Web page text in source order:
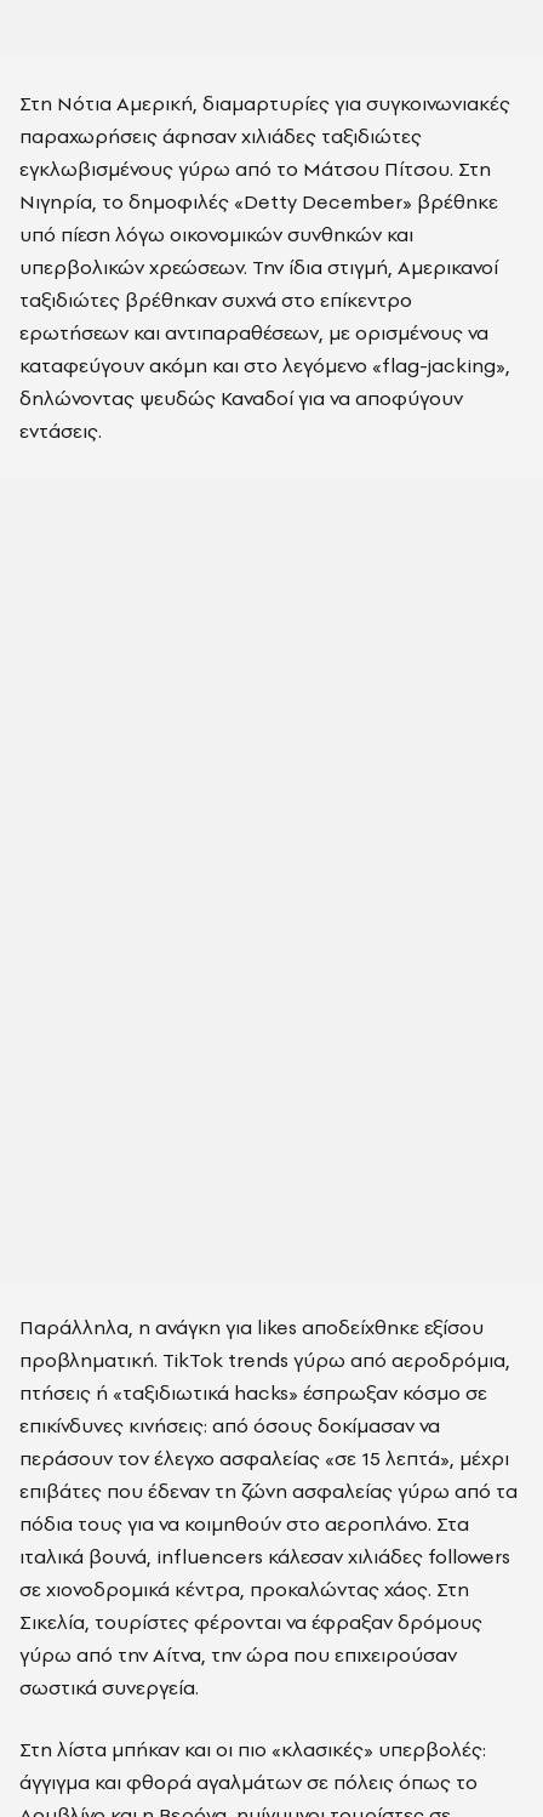
Στη Νότια Αμερική, διαμαρτυρίες για συγκοινωνιακές
παραχωρήσεις άφησαν χιλιάδες ταξιδιώτες
εγκλωβισμένους γύρω από το Μάτσου Πίτσου. Στη
Νιγηρία, το δημοφιλές «Detty December» βρέθηκε
υπό πίεση λόγω οικονομικών συνθηκών και
υπερβολικών χρεώσεων. Την ίδια στιγμή, Αμερικανοί
ταξιδιώτες βρέθηκαν συχνά στο επίκεντρο
ερωτήσεων και αντιπαραθέσεων, με ορισμένους να
καταφεύγουν ακόμη και στο λεγόμενο «flag-jacking»,
δηλώνοντας ψευδώς Καναδοί για να αποφύγουν
εντάσεις.
Παράλληλα, η ανάγκη για likes αποδείχθηκε εξίσου
προβληματική. TikTok trends γύρω από αεροδρόμια,
πτήσεις ή «ταξιδιωτικά hacks» έσπρωξαν κόσμο σε
επικίνδυνες κινήσεις: από όσους δοκίμασαν να
περάσουν τον έλεγχο ασφαλείας «σε 15 λεπτά», μέχρι
επιβάτες που έδεναν τη ζώνη ασφαλείας γύρω από τα
πόδια τους για να κοιμηθούν στο αεροπλάνο. Στα
ιταλικά βουνά, influencers κάλεσαν χιλιάδες followers
σε χιονοδρομικά κέντρα, προκαλώντας χάος. Στη
Σικελία, τουρίστες φέρονται να έφραξαν δρόμους
γύρω από την Αίτνα, την ώρα που επιχειρούσαν
σωστικά συνεργεία.
Στη λίστα μπήκαν και οι πιο «κλασικές» υπερβολές:
άγγιγμα και φθορά αγαλμάτων σε πόλεις όπως το